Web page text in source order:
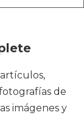
de
imágenes y